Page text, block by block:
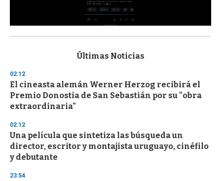
s
d
s
o
f
3
s
e
c
o
n
d
s
Últimas Noticias
02:12
El cineasta alemán Werner Herzog recibirá el
Premio Donostia de San Sebastián por su "obra
extraordinaria"
02:12
Una película que sintetiza las búsqueda un
director, escritor y montajista uruguayo, cinéfilo
y debutante
23:54